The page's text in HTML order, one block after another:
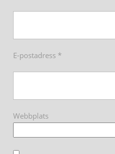
E-postadress *
Webbplats